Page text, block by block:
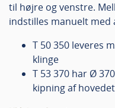
til højre og venstre.
indstilles manuelt med
T 50 350 leveres
klinge
T 53 370 har Ø
kipning af